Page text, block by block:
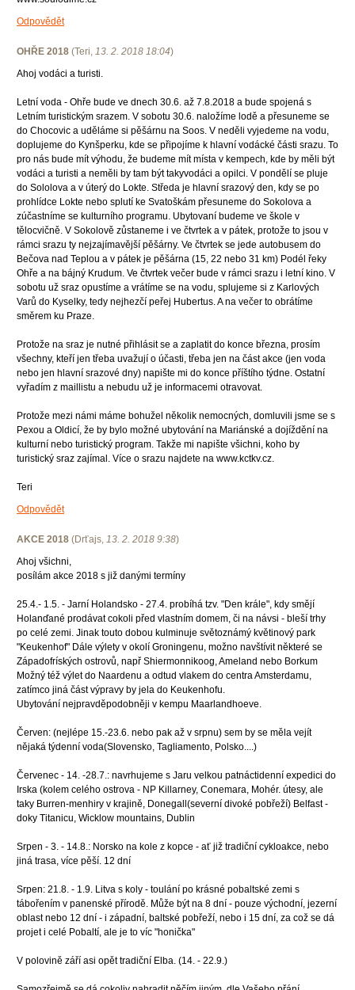
Odpovědět
OHŘE 2018 (Teri, 13. 2. 2018 18:04)
Ahoj vodáci a turisti.
Letní voda - Ohře bude ve dnech 30.6. až 7.8.2018 a bude spojená s
Letním turistickým srazem. V sobotu 30.6. naložíme lodě a přesuneme se
do Chocovic a uděláme si pěšárnu na Soos. V neděli vyjedeme na vodu,
doplujeme do Kynšperku, kde se připojíme k hlavní vodácké části srazu. To
pro nás bude mít výhodu, že budeme mít místa v kempech, kde by měli být
vodáci a turisti a neměli by tam být takyvodáci a opilci. V pondělí se pluje
do Sololova a v úterý do Lokte. Středa je hlavní srazový den, kdy se po
prohlídce Lokte nebo splutí ke Svatoškám přesuneme do Sokolova a
zúčastníme se kulturního programu. Ubytovaní budeme ve škole v
tělocvičně. V Sokolově zůstaneme i ve čtvrtek a v pátek, protože to jsou v
rámci srazu ty nejzajímavější pěšárny. Ve čtvrtek se jede autobusem do
Bečova nad Teplou a v pátek je pěšárna (15, 22 nebo 31 km) Podél řeky
Ohře a na bájný Krudum. Ve čtvrtek večer bude v rámci srazu i letní kino. V
sobotu už sraz opustíme a vrátíme se na vodu, splujeme si z Karlových
Varů do Kyselky, tedy nejhezčí peřej Hubertus. A na večer to obrátíme
směrem ku Praze.
Protože na sraz je nutné přihlásit se a zaplatit do konce března, prosím
všechny, kteří jen třeba uvažují o účasti, třeba jen na část akce (jen voda
nebo jen hlavní srazové dny) napište mi do konce příštího týdne. Ostatní
vyřadím z maillistu a nebudu už je informacemi otravovat.
Protože mezi námi máme bohužel několik nemocných, domluvili jsme se s
Pexou a Oldicí, že by bylo možné ubytování na Mariánské a dojíždění na
kulturní nebo turistický program. Takže mi napište všichni, koho by
turistický sraz zajímal. Více o srazu najdete na www.kctkv.cz.
Teri
Odpovědět
AKCE 2018 (Drťajs, 13. 2. 2018 9:38)
Ahoj všichni,
posílám akce 2018 s již danými termíny
25.4.- 1.5. - Jarní Holandsko - 27.4. probíhá tzv. "Den krále", kdy smějí
Holanďané prodávat cokoli před vlastním domem, či na návsi - bleší trhy
po celé zemi. Jinak touto dobou kulminuje světoznámý květinový park
"Keukenhof" Dále výlety v okolí Groningenu, možno navštívit některé se
Západofríských ostrovů, např Shiermonnikoog, Ameland nebo Borkum
Možný též výlet do Naardenu a odtud vlakem do centra Amsterdamu,
zatímco jiná část výpravy by jela do Keukenhofu.
Ubytování nejpravděpodobněji v kempu Maarlandhoeve.
Červen: (nejlépe 15.-23.6. nebo pak až v srpnu) sem by se měla vejít
nějaká týdenní voda(Slovensko, Tagliamento, Polsko....)
Červenec - 14. -28.7.: navrhujeme s Jaru velkou patnáctidenní expedici do
Irska (kolem celého ostrova - NP Killarney, Conemara, Mohér. útesy, ale
taky Burren-menhiry v krajině, Donegall(severní divoké pobřeží) Belfast -
doky Titanicu, Wicklow mountains, Dublin
Srpen - 3. - 14.8.: Norsko na kole z kopce - ať již tradiční cykloakce, nebo
jiná trasa, více pěší. 12 dní
Srpen: 21.8. - 1.9. Litva s koly - toulání po krásné pobaltské zemi s
tábořením v panenské přírodě. Může být na 8 dní - pouze východní, jezerní
oblast nebo 12 dní - i západní, baltské pobřeží, nebo i 15 dní, za což se dá
projet i celé Pobaltí, ale je to víc "honička"
V polovině září asi opět tradiční Elba. (14. - 22.9.)